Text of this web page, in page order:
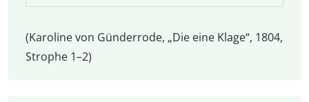
(Karoline von Günderrode, „Die eine Klage“, 1804,
Strophe 1–2)